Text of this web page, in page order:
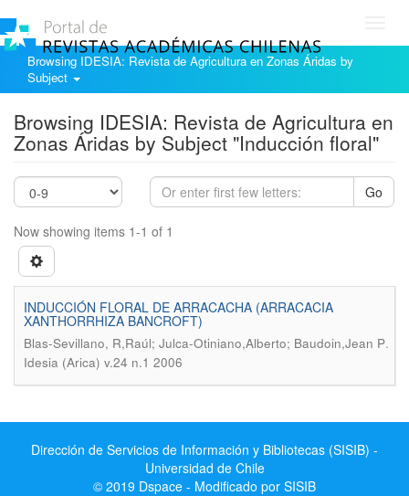
Browsing IDESIA: Revista de Agricultura en Zonas Áridas by
Subject
Browsing IDESIA: Revista de Agricultura en
Zonas Áridas by Subject "Inducción floral"
Go
Now showing items 1-1 of 1
INDUCCIÓN FLORAL DE ARRACACHA (ARRACACIA
XANTHORRHIZA BANCROFT)
Blas-Sevillano, R,Raúl; Julca-Otiniano,Alberto; Baudoin,Jean P.
Idesia (Arica) v.24 n.1 2006
Dirección de Servicios de Información y Bibliotecas (SISIB) -
Universidad de Chile
© 2019 Dspace - Modificado por SISIB